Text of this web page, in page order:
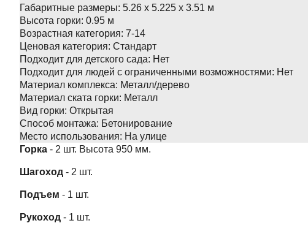
Габаритные размеры: 5.26 x 5.225 x 3.51 м
Высота горки: 0.95 м
Возрастная категория: 7-14
Ценовая категория: Стандарт
Подходит для детского сада: Нет
Подходит для людей с ограниченными возможностями: Нет
Материал комплекса: Металл/дерево
Материал ската горки: Металл
Вид горки: Открытая
Способ монтажа: Бетонирование
Место использования: На улице
Горка - 2 шт. Высота 950 мм.
Шагоход - 2 шт.
Подъем - 1 шт.
Рукоход - 1 шт.